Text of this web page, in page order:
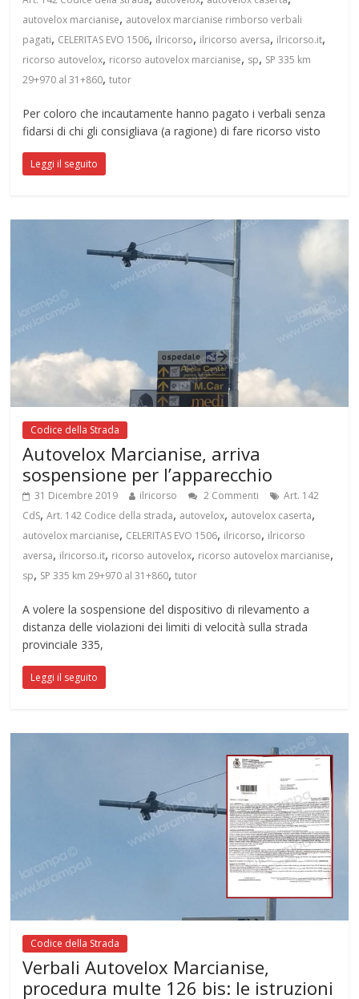
autovelox marcianise, autovelox marcianise rimborso verbali
pagati, CELERITAS EVO 1506, ilricorso, ilricorso aversa, ilricorso.it,
ricorso autovelox, ricorso autovelox marcianise, sp, SP 335 km
29+970 al 31+860,tutor
Per coloro che incautamente hanno pagato i verbali senza
fidarsi di chi gli consigliava (a ragione) di fare ricorso visto
Leggi il seguito
Codice della Strada
Autovelox Marcianise, arriva
sospensione per l’apparecchio
31 Dicembre 2019 ilricorso 2 Commenti
Art. 142
CdS,Art. 142 Codice della strada, autovelox, autovelox caserta,
autovelox marcianise, CELERITAS EVO 1506, ilricorso, ilricorso
aversa, ilricorso.it, ricorso autovelox, ricorso autovelox marcianise,
sp, SP 335 km 29+970 al 31+860,tutor
A volere la sospensione del dispositivo di rilevamento a
distanza delle violazioni dei limiti di velocità sulla strada
provinciale 335,
Leggi il seguito
Codice della Strada
Verbali Autovelox Marcianise,
procedura multe 126 bis: le istruzioni